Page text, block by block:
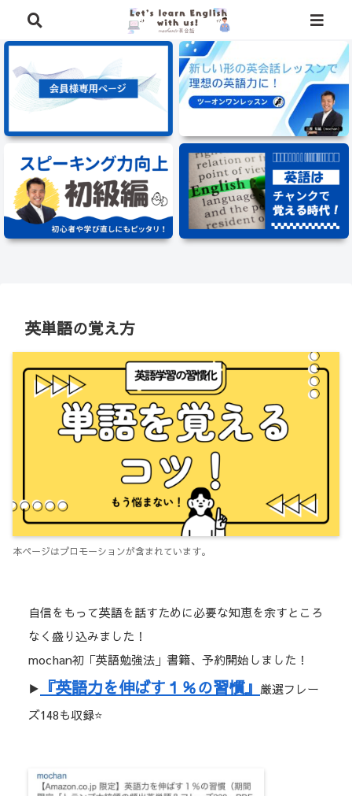
⭐️英語学習に役立つ、豪華特典を無料でプレゼント中⭐️
英単語の覚え方
本ページはプロモーションが含まれています。
自信をもって英語を話すために必要な知恵を余すところ
なく盛り込みました！
mochan初「英語勉強法」書籍、予約開始しました！
▶︎
『英語力を伸ばす１％の習慣』 厳選フレー
ズ148も収録⭐️